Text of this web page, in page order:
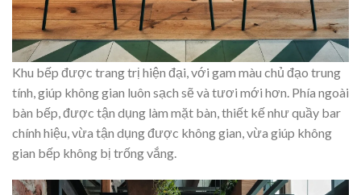
Khu bếp được trang trị hiện đại, với gam màu chủ đạo trung
tính, giúp không gian luôn sạch sẽ và tươi mới hơn. Phía ngoài
bàn bếp, được tận dụng làm mặt bàn, thiết kế như quầy bar
chính hiệu, vừa tận dụng được không gian, vừa giúp không
gian bếp không bị trống vắng.